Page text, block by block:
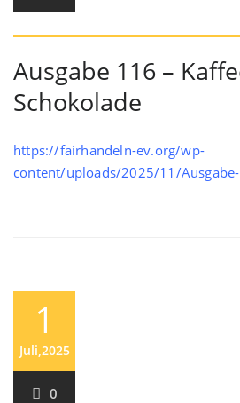
Ausgabe 116 –
Schokolade
https://fairhandeln-ev.org/wp-
content/uploads/2025/11/
1
Juli,2025
0